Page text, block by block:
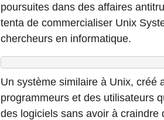
poursuites dans des affaires
tenta de commercialiser Unix
chercheurs en informatique.
Un système similaire à Unix, créé
programmeurs et des utilisateurs
des logiciels sans avoir à craindre